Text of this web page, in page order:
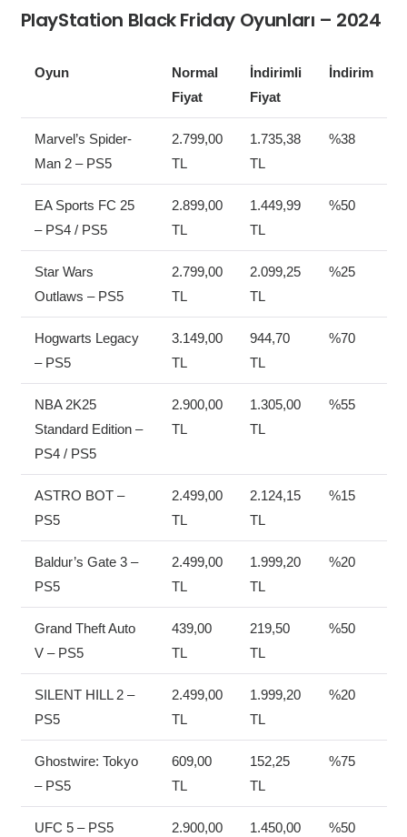
PlayStation Black Friday Oyunları – 2024
Oyun
Normal
Fiyat
İndirimli
Fiyat
İndirim
Marvel’s Spider-
Man 2 – PS5
2.799,00
TL
1.735,38
TL
%38
EA Sports FC 25
– PS4 / PS5
2.899,00
TL
1.449,99
TL
%50
Star Wars
Outlaws – PS5
2.799,00
TL
2.099,25
TL
%25
Hogwarts Legacy
– PS5
3.149,00
TL
944,70
TL
%70
NBA 2K25
Standard Edition –
PS4 / PS5
2.900,00
TL
1.305,00
TL
%55
ASTRO BOT –
PS5
2.499,00
TL
2.124,15
TL
%15
Baldur’s Gate 3 –
PS5
2.499,00
TL
1.999,20
TL
%20
Grand Theft Auto
V – PS5
439,00
TL
219,50
TL
%50
SILENT HILL 2 –
PS5
2.499,00
TL
1.999,20
TL
%20
Ghostwire: Tokyo
– PS5
609,00
TL
152,25
TL
%75
UFC 5 – PS5
2.900,00
1.450,00
%50